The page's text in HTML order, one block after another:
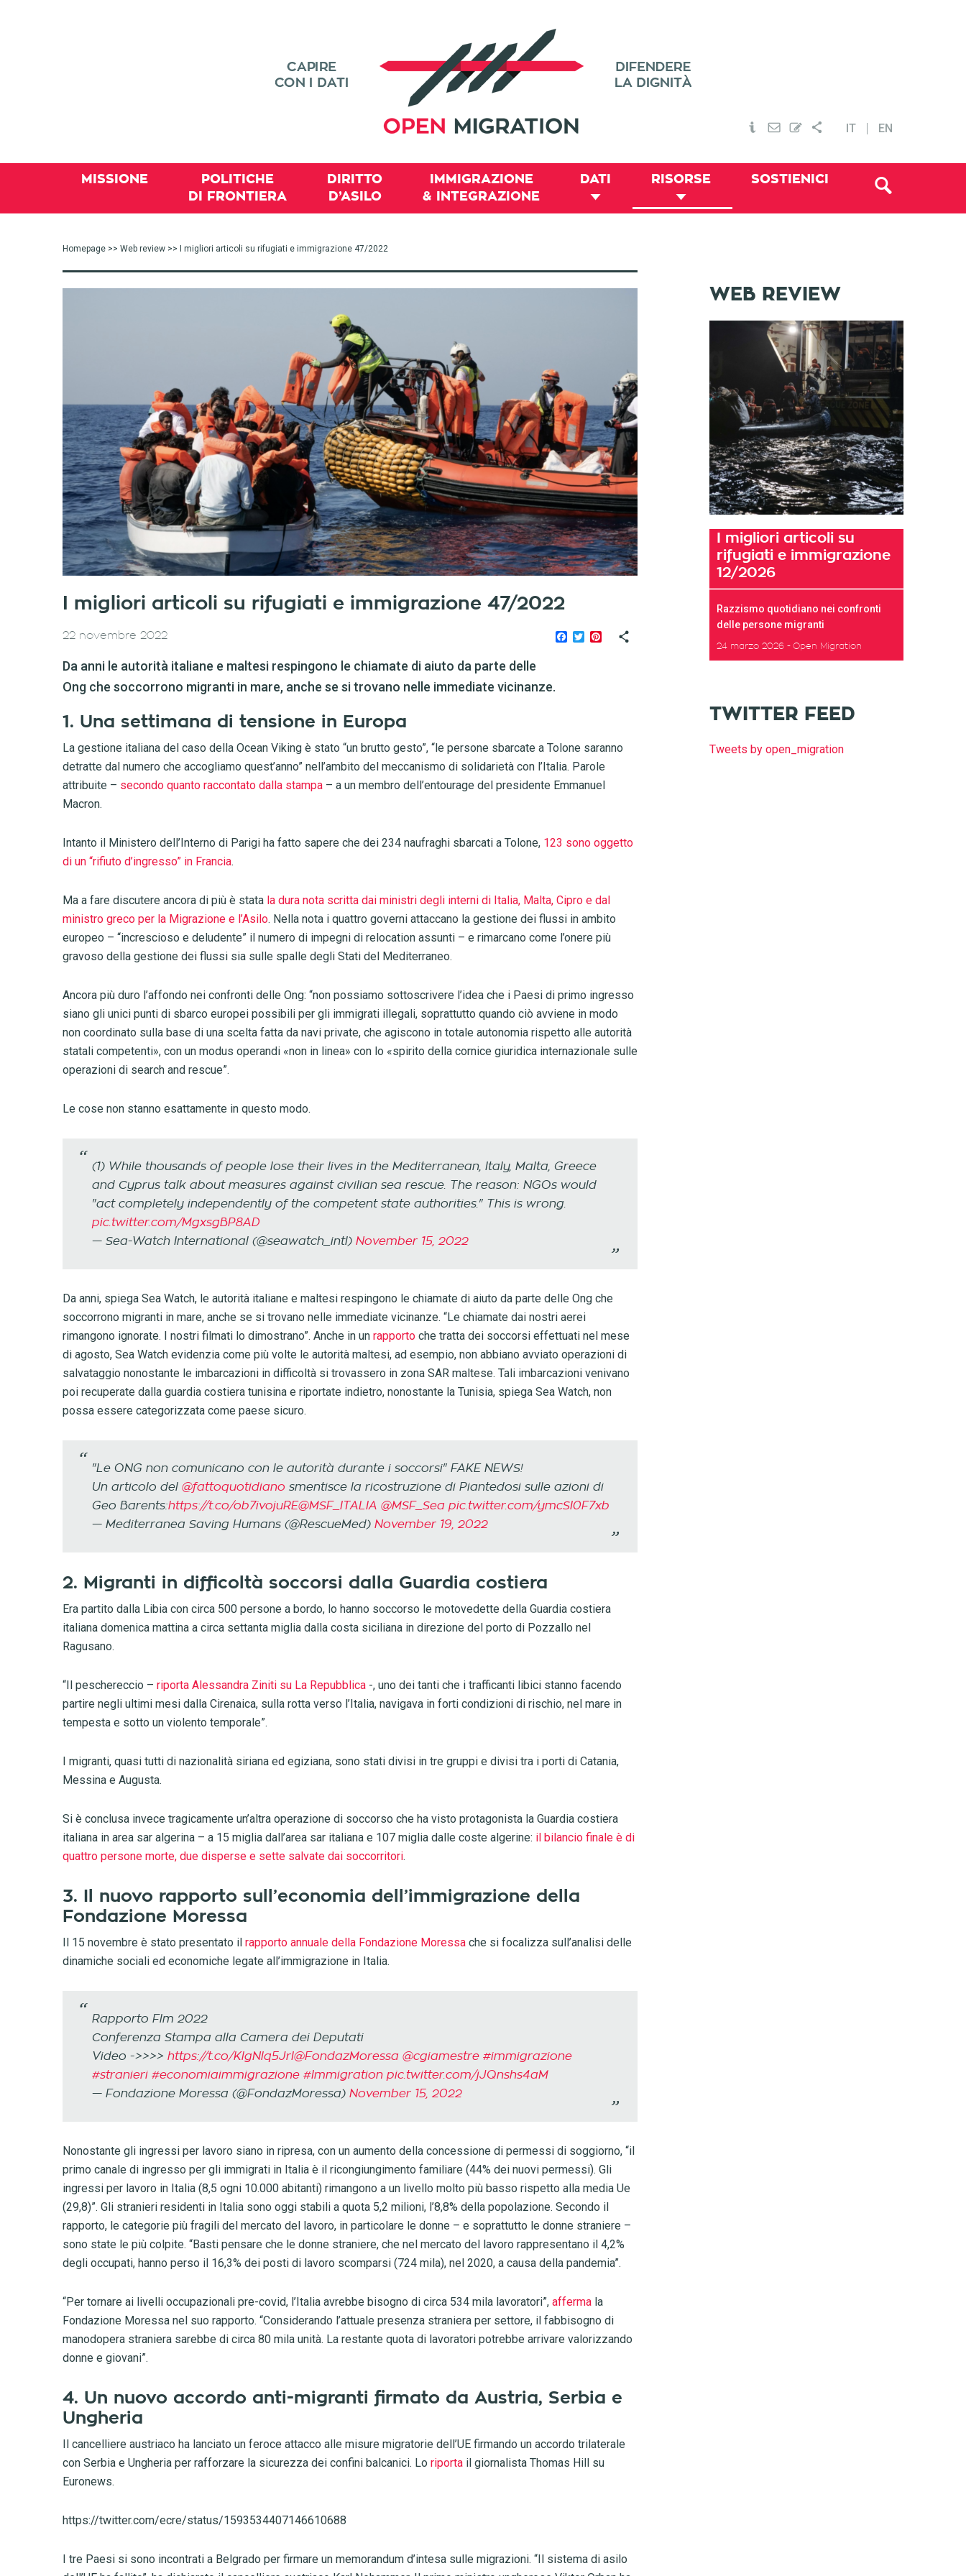
IT EN
MISSIONE
POLITICHE
DI FRONTIERA
DIRITTO
D’ASILO
IMMIGRAZIONE
& INTEGRAZIONE
DATI RISORSE SOSTIENICI
Homepage >> Web review >> I migliori articoli su rifugiati e immigrazione 47/2022
I migliori articoli su rifugiati e immigrazione 47/2022
Facebook
TwitterPinterest
22 novembre 2022
Da anni le autorità italiane e maltesi respingono le chiamate di aiuto da parte delle
Ong che soccorrono migranti in mare, anche se si trovano nelle immediate vicinanze.
1. Una settimana di tensione in Europa
La gestione italiana del caso della Ocean Viking è stato “un brutto gesto”, “le persone sbarcate a Tolone saranno
detratte dal numero che accogliamo quest’anno” nell’ambito del meccanismo di solidarietà con l’Italia. Parole
attribuite – secondo quanto raccontato dalla stampa – a un membro dell’entourage del presidente Emmanuel
Macron.
Intanto il Ministero dell’Interno di Parigi ha fatto sapere che dei 234 naufraghi sbarcati a Tolone, 123 sono oggetto
di un “rifiuto d’ingresso” in Francia.
Ma a fare discutere ancora di più è stata la dura nota scritta dai ministri degli interni di Italia, Malta, Cipro e dal
ministro greco per la Migrazione e l’Asilo. Nella nota i quattro governi attaccano la gestione dei flussi in ambito
europeo – “increscioso e deludente” il numero di impegni di relocation assunti – e rimarcano come l’onere più
gravoso della gestione dei flussi sia sulle spalle degli Stati del Mediterraneo.
Ancora più duro l’affondo nei confronti delle Ong: “non possiamo sottoscrivere l’idea che i Paesi di primo ingresso
siano gli unici punti di sbarco europei possibili per gli immigrati illegali, soprattutto quando ciò avviene in modo
non coordinato sulla base di una scelta fatta da navi private, che agiscono in totale autonomia rispetto alle autorità
statali competenti», con un modus operandi «non in linea» con lo «spirito della cornice giuridica internazionale sulle
operazioni di search and rescue”.
Le cose non stanno esattamente in questo modo.
(1) While thousands of people lose their lives in the Mediterranean, Italy, Malta, Greece
and Cyprus talk about measures against civilian sea rescue. The reason: NGOs would
"act completely independently of the competent state authorities." This is wrong.
pic.twitter.com/MgxsgBP8AD
— Sea-Watch International (@seawatch_intl) November 15, 2022
Da anni, spiega Sea Watch, le autorità italiane e maltesi respingono le chiamate di aiuto da parte delle Ong che
soccorrono migranti in mare, anche se si trovano nelle immediate vicinanze. “Le chiamate dai nostri aerei
rimangono ignorate. I nostri filmati lo dimostrano”. Anche in un rapporto che tratta dei soccorsi effettuati nel mese
di agosto, Sea Watch evidenzia come più volte le autorità maltesi, ad esempio, non abbiano avviato operazioni di
salvataggio nonostante le imbarcazioni in difficoltà si trovassero in zona SAR maltese. Tali imbarcazioni venivano
poi recuperate dalla guardia costiera tunisina e riportate indietro, nonostante la Tunisia, spiega Sea Watch, non
possa essere categorizzata come paese sicuro.
"Le ONG non comunicano con le autorità durante i soccorsi" FAKE NEWS!
Un articolo del @fattoquotidiano smentisce la ricostruzione di Piantedosi sulle azioni di
Geo Barents:https://t.co/ob7ivojuRE@MSF_ITALIA @MSF_Sea pic.twitter.com/ymcSI0F7xb
— Mediterranea Saving Humans (@RescueMed) November 19, 2022
2. Migranti in difficoltà soccorsi dalla Guardia costiera
Era partito dalla Libia con circa 500 persone a bordo, lo hanno soccorso le motovedette della Guardia costiera
italiana domenica mattina a circa settanta miglia dalla costa siciliana in direzione del porto di Pozzallo nel
Ragusano.
“Il peschereccio – riporta Alessandra Ziniti su La Repubblica -, uno dei tanti che i trafficanti libici stanno facendo
partire negli ultimi mesi dalla Cirenaica, sulla rotta verso l’Italia, navigava in forti condizioni di rischio, nel mare in
tempesta e sotto un violento temporale”.
I migranti, quasi tutti di nazionalità siriana ed egiziana, sono stati divisi in tre gruppi e divisi tra i porti di Catania,
Messina e Augusta.
Si è conclusa invece tragicamente un’altra operazione di soccorso che ha visto protagonista la Guardia costiera
italiana in area sar algerina – a 15 miglia dall’area sar italiana e 107 miglia dalle coste algerine: il bilancio finale è di
quattro persone morte, due disperse e sette salvate dai soccorritori.
3. Il nuovo rapporto sull’economia dell’immigrazione della
Fondazione Moressa
Il 15 novembre è stato presentato il rapporto annuale della Fondazione Moressa che si focalizza sull’analisi delle
dinamiche sociali ed economiche legate all’immigrazione in Italia.
Rapporto Flm 2022
Conferenza Stampa alla Camera dei Deputati
Video ->>>> https://t.co/KlgNlq5JrI@FondazMoressa @cgiamestre #immigrazione
#stranieri #economiaimmigrazione #Immigration pic.twitter.com/jJQnshs4aM
— Fondazione Moressa (@FondazMoressa) November 15, 2022
Nonostante gli ingressi per lavoro siano in ripresa, con un aumento della concessione di permessi di soggiorno, “il
primo canale di ingresso per gli immigrati in Italia è il ricongiungimento familiare (44% dei nuovi permessi). Gli
ingressi per lavoro in Italia (8,5 ogni 10.000 abitanti) rimangono a un livello molto più basso rispetto alla media Ue
(29,8)”. Gli stranieri residenti in Italia sono oggi stabili a quota 5,2 milioni, l’8,8% della popolazione. Secondo il
rapporto, le categorie più fragili del mercato del lavoro, in particolare le donne – e soprattutto le donne straniere –
sono state le più colpite. “Basti pensare che le donne straniere, che nel mercato del lavoro rappresentano il 4,2%
degli occupati, hanno perso il 16,3% dei posti di lavoro scomparsi (724 mila), nel 2020, a causa della pandemia”.
“Per tornare ai livelli occupazionali pre-covid, l’Italia avrebbe bisogno di circa 534 mila lavoratori”, afferma la
Fondazione Moressa nel suo rapporto. “Considerando l’attuale presenza straniera per settore, il fabbisogno di
manodopera straniera sarebbe di circa 80 mila unità. La restante quota di lavoratori potrebbe arrivare valorizzando
donne e giovani”.
4. Un nuovo accordo anti-migranti firmato da Austria, Serbia e
Ungheria
Il cancelliere austriaco ha lanciato un feroce attacco alle misure migratorie dell’UE firmando un accordo trilaterale
con Serbia e Ungheria per rafforzare la sicurezza dei confini balcanici. Lo riporta il giornalista Thomas Hill su
Euronews.
https://twitter.com/ecre/status/1593534407146610688
I tre Paesi si sono incontrati a Belgrado per firmare un memorandum d’intesa sulle migrazioni. “Il sistema di asilo
WEB REVIEW
I migliori articoli su
rifugiati e immigrazione
12/2026
Razzismo quotidiano nei confronti
delle persone migranti
24 marzo 2026 Open Migration
TWITTER FEED
Tweets by open_migration